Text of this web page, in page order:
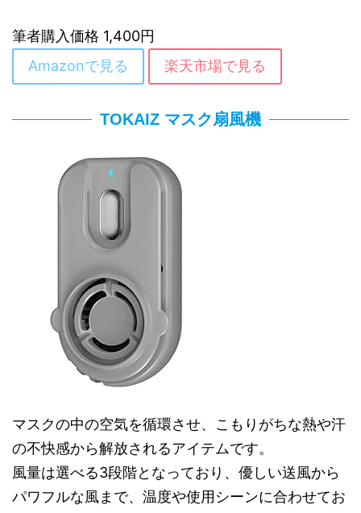
筆者購入価格 1,400円
Amazonで見る
楽天市場で見る
TOKAIZ マスク扇風機
マスクの中の空気を循環させ、こもりがちな熱や汗
の不快感から解放されるアイテムです。
風量は選べる3段階となっており、優しい送風から
パワフルな風まで、温度や使用シーンに合わせてお